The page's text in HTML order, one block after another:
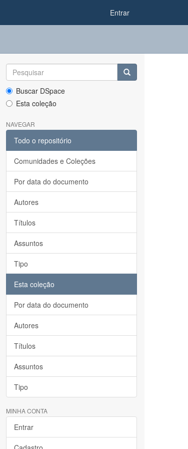
Entrar
Buscar DSpace
Esta coleção
NAVEGAR
Todo o repositório
Comunidades e Coleções
Por data do documento
Autores
Títulos
Assuntos
Tipo
Esta coleção
Por data do documento
Autores
Títulos
Assuntos
Tipo
MINHA CONTA
Entrar